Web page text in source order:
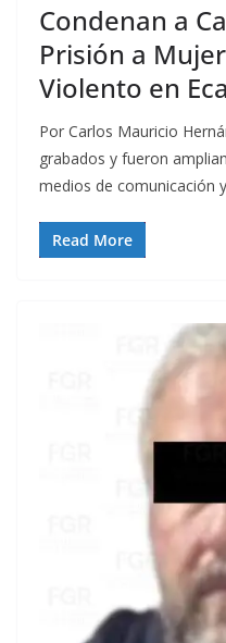
Condenan a
Prisión a
Violento en
Por Carlos Mauricio
grabados y fueron
medios de comunicación
Read More